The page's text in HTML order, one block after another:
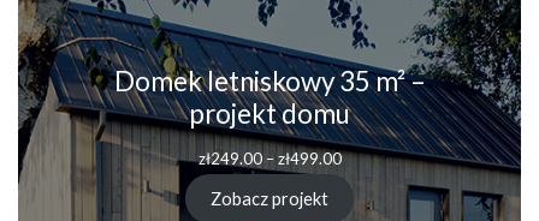
Domek letniskowy 35 m² –
projekt domu
zł249.00 – zł499.00Zakres
zł249.00
Zobacz projekt